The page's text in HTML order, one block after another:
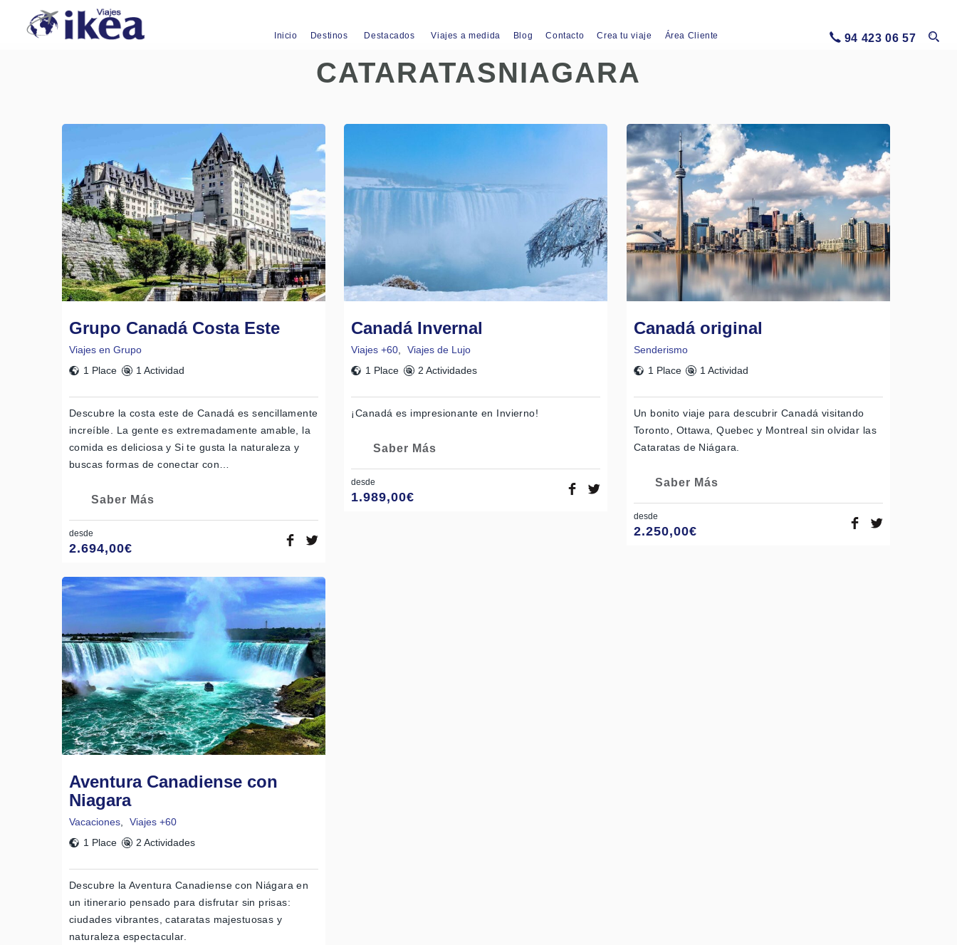
Inicio Destinos Destacados Viajes a medida Blog Contacto Crea tu viaje Área Cliente 94 423 06 57
CATARATASNIAGARA
Grupo Canadá Costa Este
Viajes en Grupo
1 Place
1 Actividad
Descubre la costa este de Canadá es sencillamente
increíble. La gente es extremadamente amable, la
comida es deliciosa y Si te gusta la naturaleza y
buscas formas de conectar con…
Saber Más
desde
2.694,00€
Canadá Invernal
Viajes +60
Viajes de Lujo
1 Place
2 Actividades
¡Canadá es impresionante en Invierno!
Saber Más
desde
1.989,00€
Canadá original
Senderismo
1 Place
1 Actividad
Un bonito viaje para descubrir Canadá visitando
Toronto, Ottawa, Quebec y Montreal sin olvidar las
Cataratas de Niágara.
Saber Más
desde
2.250,00€
Aventura Canadiense con
Niagara
Vacaciones
Viajes +60
1 Place
2 Actividades
Descubre la Aventura Canadiense con Niágara en
un itinerario pensado para disfrutar sin prisas:
ciudades vibrantes, cataratas majestuosas y
naturaleza espectacular.